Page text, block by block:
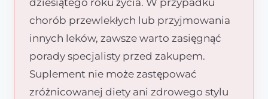
chorób przewlekłych lub przyjmowania
innych leków, zawsze warto zasięgnąć
porady specjalisty przed zakupem.
Suplement nie może zastępować
zróżnicowanej diety ani zdrowego stylu